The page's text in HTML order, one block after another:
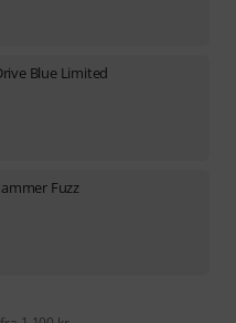
Blue Limited
Fuzz